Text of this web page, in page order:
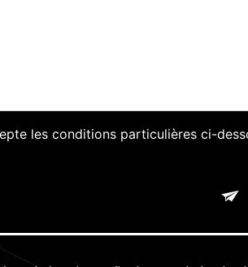
les conditions particulières ci-